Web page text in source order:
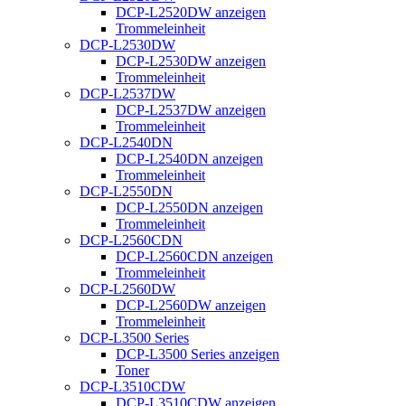
DCP-L2520DW anzeigen
Trommeleinheit
DCP-L2530DW
DCP-L2530DW anzeigen
Trommeleinheit
DCP-L2537DW
DCP-L2537DW anzeigen
Trommeleinheit
DCP-L2540DN
DCP-L2540DN anzeigen
Trommeleinheit
DCP-L2550DN
DCP-L2550DN anzeigen
Trommeleinheit
DCP-L2560CDN
DCP-L2560CDN anzeigen
Trommeleinheit
DCP-L2560DW
DCP-L2560DW anzeigen
Trommeleinheit
DCP-L3500 Series
DCP-L3500 Series anzeigen
Toner
DCP-L3510CDW
DCP-L3510CDW anzeigen